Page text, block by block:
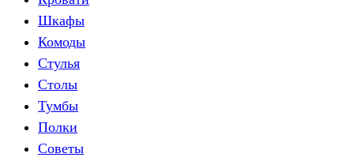
Шкафы
Комоды
Стулья
Столы
Тумбы
Полки
Советы